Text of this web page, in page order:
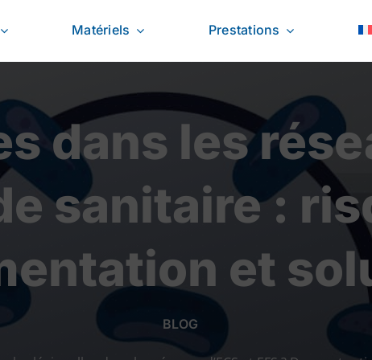
Matériels Prestations
dans les
sanitaire :
et
BLOG